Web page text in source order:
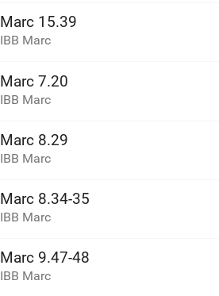
Marc 15.39
IBB Marc
Marc 7.20
IBB Marc
Marc 8.29
IBB Marc
Marc 8.34-35
IBB Marc
Marc 9.47-48
IBB Marc